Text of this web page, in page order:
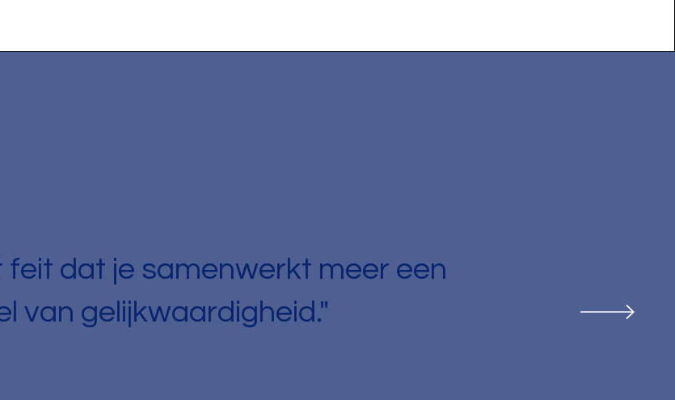
feit dat je samenwerkt meer een
van gelijkwaardigheid."